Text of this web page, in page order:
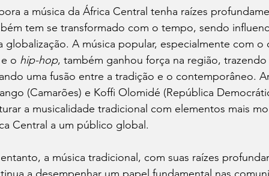
a música da África Central tenha raízes
tem se transformado com o tempo, sendo
globalização. A música popular, especialmente com
o hip-hop, também ganhou força na região,
uma fusão entre a tradição e o contemporâneo.
(Camarões) e Koffi Olomidé (República
a musicalidade tradicional com elementos mais
Central a um público global.
a música tradicional, com suas raízes